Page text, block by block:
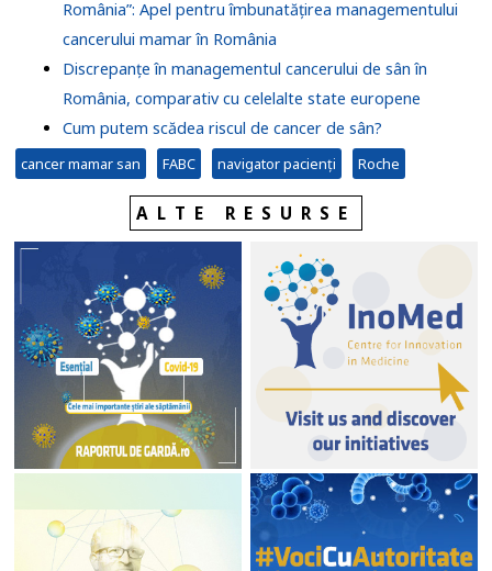
România”: Apel pentru îmbunatățirea managementului
cancerului mamar în România
Discrepanțe în managementul cancerului de sân în
România, comparativ cu celelalte state europene
Cum putem scădea riscul de cancer de sân?
cancer mamar san FABC navigator pacienți Roche
ALTE RESURSE